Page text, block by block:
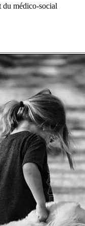
du médico-social